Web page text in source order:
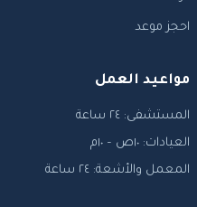
احجز موعد
مواعيد العمل
المستشفى: ٢٤ ساعة
العيادات: ١٠ص – ١٠م
المعمل والأشعة: ٢٤ ساعة